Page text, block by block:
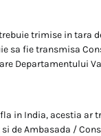
trimise in tara
sa fie transmisa
Departamentului
in India, acestia ar
de Ambasada /